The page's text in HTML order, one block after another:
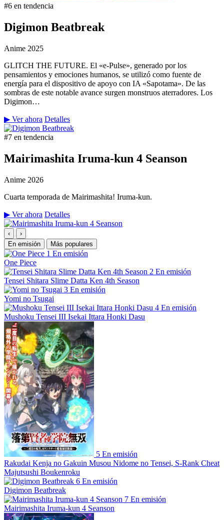
#6 en tendencia
Digimon Beatbreak
Anime 2025
GLITCH THE FUTURE. El «e-Pulse», generado por los
pensamientos y emociones humanos, se utilizó como fuente de
energía para el dispositivo de apoyo con IA «Sapotama». De las
sombras de este notable avance surgen monstruos aterradores. Los
Digimon…
▶ Ver ahora Detalles
#7 en tendencia
Mairimashita Iruma-kun 4 Seanson
Anime 2026
Cuarta temporada de Mairimashita! Iruma-kun.
▶ Ver ahora Detalles
‹
›
En emisión
Más populares
1 En emisión
One Piece
2 En emisión
Tensei Shitara Slime Datta Ken 4th Season
3 En emisión
Yomi no Tsugai
4 En emisión
Mushoku Tensei III Isekai Ittara Honki Dasu
5 En emisión
Rakudai Kenja no Gakuin Musou Nidome no Tensei, S-Rank Cheat
Majutsushi Boukenroku
6 En emisión
Digimon Beatbreak
7 En emisión
Mairimashita Iruma-kun 4 Seanson